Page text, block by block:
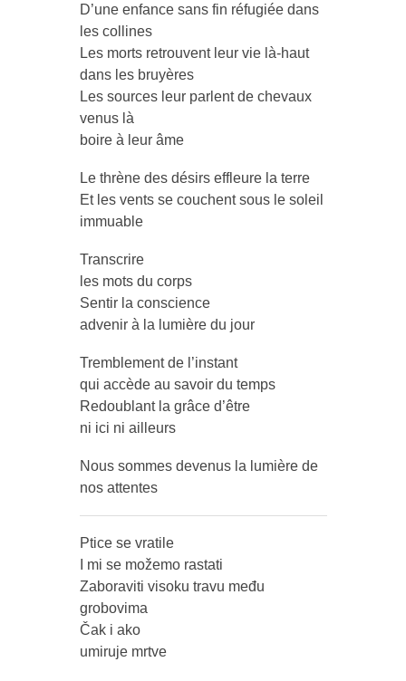
D’une enfance sans fin réfugiée dans
les collines
Les morts retrouvent leur vie là-haut
dans les bruyères
Les sources leur parlent de chevaux
venus là
boire à leur âme
Le thrène des désirs effleure la terre
Et les vents se couchent sous le soleil
immuable
Transcrire
les mots du corps
Sentir la conscience
advenir à la lumière du jour
Tremblement de l’instant
qui accède au savoir du temps
Redoublant la grâce d’être
ni ici ni ailleurs
Nous sommes devenus la lumière de
nos attentes
Ptice se vratile
I mi se možemo rastati
Zaboraviti visoku travu među
grobovima
Čak i ako
umiruje mrtve